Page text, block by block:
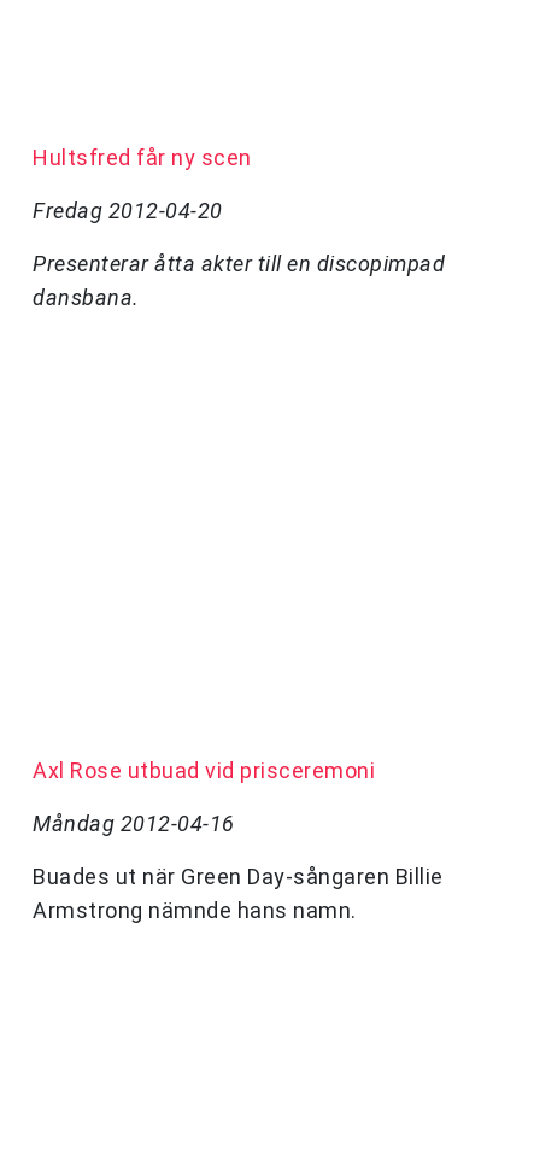
Hultsfred får ny scen
Fredag 2012-04-20
Presenterar åtta akter till en discopimpad
dansbana.
Axl Rose utbuad vid prisceremoni
Måndag 2012-04-16
Buades ut när Green Day-sångaren Billie
Armstrong nämnde hans namn.